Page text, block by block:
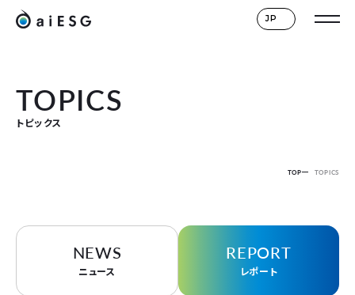
JP
TOPICS
トピックス
TOP TOPICS
NEWS
ニュース
REPORT
レポート